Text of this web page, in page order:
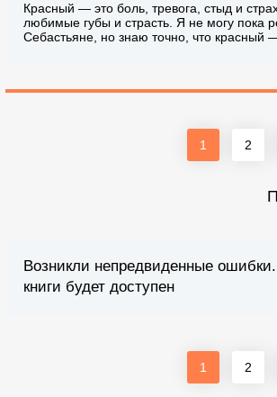
Красный — это боль, тревога, стыд и
любимые губы и страсть. Я не могу пока
Себастьяне, но знаю точно, что
1 2
Возникли непредвиденные
книги будет доступен
1 2